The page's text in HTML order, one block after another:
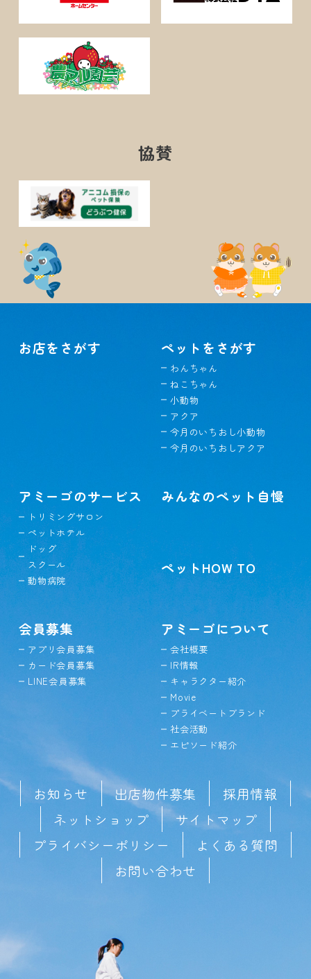
協賛
お店をさがす ペットをさがす
わんちゃん
ねこちゃん
小動物
アクア
今月のいちおし小動物
今月のいちおしアクア
アミーゴのサービス
トリミングサロン
ペットホテル
ドッグ
スクール
動物病院
みんなのペット自慢
ペットHOW TO
会員募集
アプリ会員募集
カード会員募集
LINE会員募集
アミーゴについて
会社概要
IR情報
キャラクター紹介
Movie
プライベートブランド
社会活動
エピソード紹介
お知らせ 出店物件募集
採用情報
ネットショップ
サイトマップ
プライバシーポリシー
よくある質問
お問い合わせ